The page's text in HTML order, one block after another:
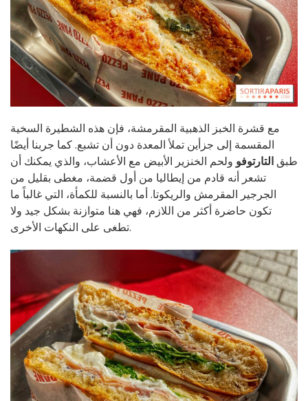
مع قشرة الخبز الذهبية المقرمشة، فإن هذه الشطيرة السخية
المقسمة إلى جزأين تملأ المعدة دون أن تشبع. كما جربنا أيضًا
طبقالتارتوفو ولحم الخنزير الأبيض مع الأعشاب، والذي يمكنك أن
تشعر أنه قادم من إيطاليا من أول قضمة، مغطى بقليل من
الجرجير المقرمش والريكوتا. أما بالنسبة للكمأة، التي غالباً ما
تكون حاضرة أكثر من اللازم، فهي هنا متوازنة بشكل جيد ولا
تطغى على النكهات الأخرى.